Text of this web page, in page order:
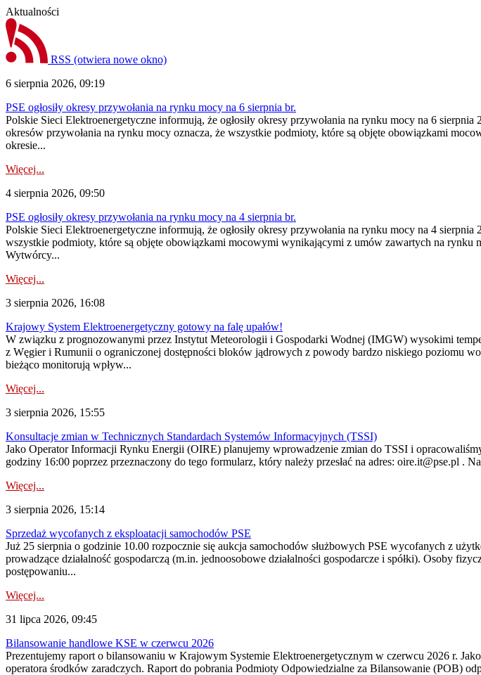
Aktualności
RSS (otwiera nowe okno)
6 sierpnia 2026, 09:19
PSE ogłosiły okresy przywołania na rynku mocy na 6 sierpnia br.
Polskie Sieci Elektroenergetyczne informują, że ogłosiły okresy przywołania na rynku mocy na 6
okresów przywołania na rynku mocy oznacza, że wszystkie podmioty, które są objęte obowiązkami
okresie...
Więcej...
4 sierpnia 2026, 09:50
PSE ogłosiły okresy przywołania na rynku mocy na 4 sierpnia br.
Polskie Sieci Elektroenergetyczne informują, że ogłosiły okresy przywołania na rynku mocy na 4
wszystkie podmioty, które są objęte obowiązkami mocowymi wynikającymi z umów zawartych na
Wytwórcy...
Więcej...
3 sierpnia 2026, 16:08
Krajowy System Elektroenergetyczny gotowy na falę upałów!
W związku z prognozowanymi przez Instytut Meteorologii i Gospodarki Wodnej (IMGW) wysokimi
z Węgier i Rumunii o ograniczonej dostępności bloków jądrowych z powody bardzo niskiego poziomu
bieżąco monitorują wpływ...
Więcej...
3 sierpnia 2026, 15:55
Konsultacje zmian w Technicznych Standardach Systemów Informacyjnych (TSSI)
Jako Operator Informacji Rynku Energii (OIRE) planujemy wprowadzenie zmian do TSSI i
godziny 16:00 poprzez przeznaczony do tego formularz, który należy przesłać na adres: oire.it@pse.pl
Więcej...
3 sierpnia 2026, 15:14
Sprzedaż wycofanych z eksploatacji samochodów PSE
Już 25 sierpnia o godzinie 10.00 rozpocznie się aukcja samochodów służbowych PSE wycofanych z
prowadzące działalność gospodarczą (m.in. jednoosobowe działalności gospodarcze i spółki). Osoby
postępowaniu...
Więcej...
31 lipca 2026, 09:45
Bilansowanie handlowe KSE w czerwcu 2026
Prezentujemy raport o bilansowaniu w Krajowym Systemie Elektroenergetycznym w czerwcu 2026 r.
operatora środków zaradczych. Raport do pobrania Podmioty Odpowiedzialne za Bilansowanie (POB)